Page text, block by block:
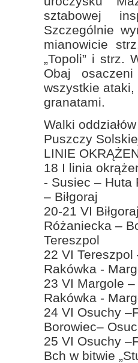
Walki
Puszczy
LINIE
18 I linia
- Susiec – Huta
– Biłgoraj
20-21 VI
Różaniecka –
Tereszpol
22 VI
Rakówka -
23 VI Margole
Rakówka -
24 VI Osuchy
Borowiec–
25 VI Osuchy
Bch w bitwie